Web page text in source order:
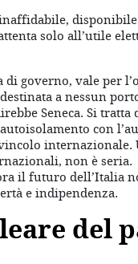
solo all’utile
di governo, vale per
a nessun
Seneca. Si
con
internazionale.
non è seria.
il futuro dell’Italia
e indipendenza.
del